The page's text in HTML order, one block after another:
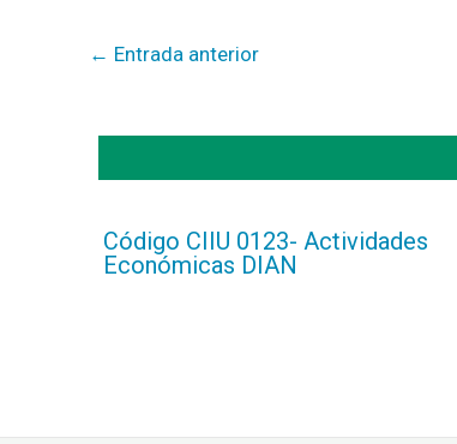
← Entrada anterior
Código CIIU 0123- Actividades
Económicas DIAN